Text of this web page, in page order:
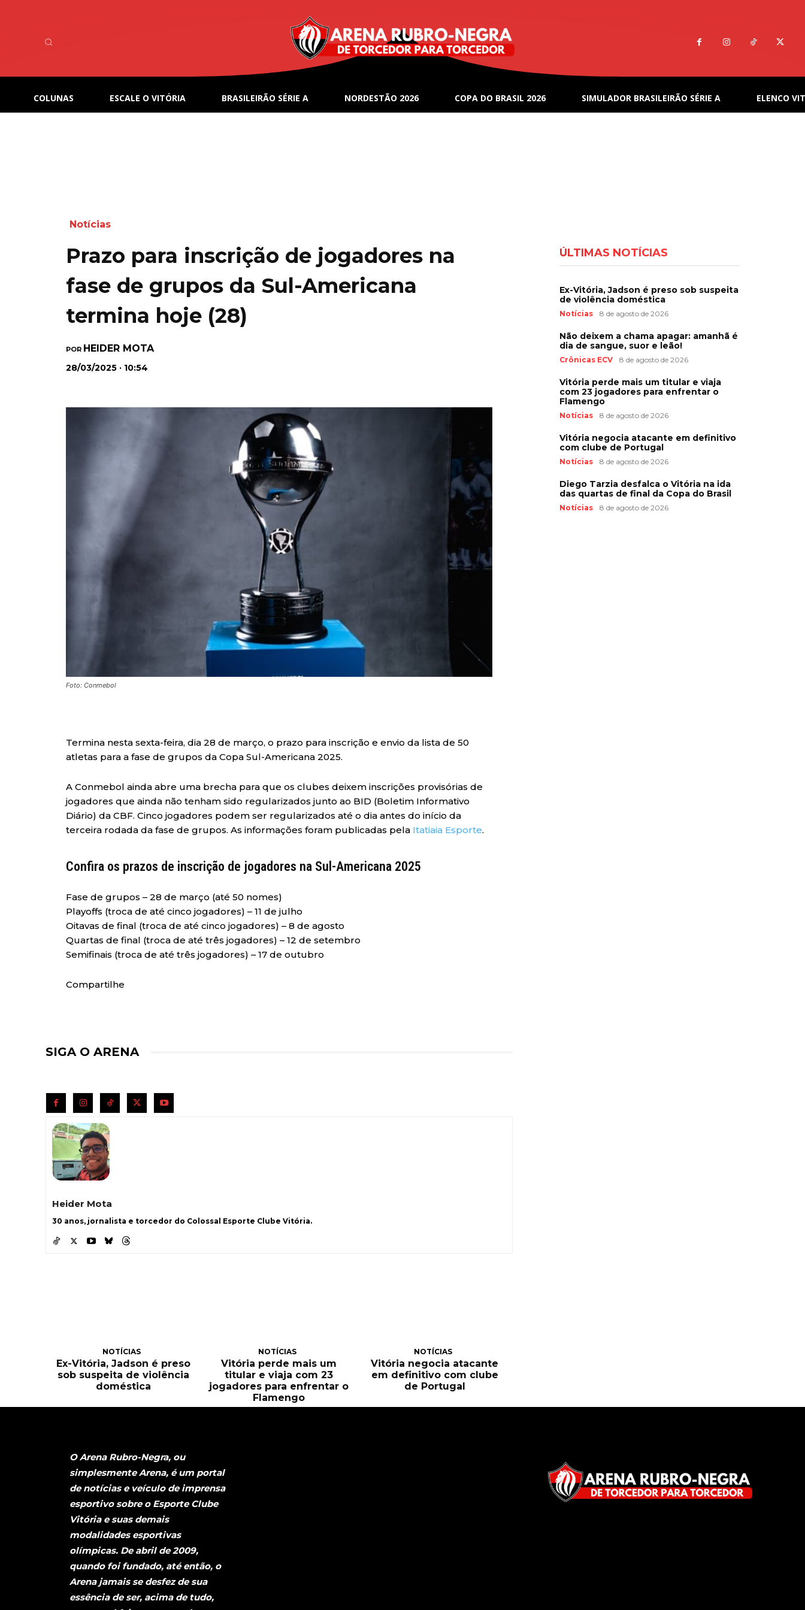
COLUNAS ESCALE O VITÓRIA BRASILEIRÃO SÉRIE A NORDESTÃO 2026 COPA DO BRASIL 2026 SIMULADOR BRASILEIRÃO SÉRIE A ELENCO
Notícias
Prazo para inscrição de jogadores na
fase de grupos da Sul-Americana
termina hoje (28)
POR HEIDER MOTA
28/03/2025 · 10:54
Foto: Conmebol
Termina nesta sexta-feira, dia 28 de março, o prazo para inscrição e envio da lista de 50
atletas para a fase de grupos da Copa Sul-Americana 2025.
A Conmebol ainda abre uma brecha para que os clubes deixem inscrições provisórias de
jogadores que ainda não tenham sido regularizados junto ao BID (Boletim Informativo
Diário) da CBF. Cinco jogadores podem ser regularizados até o dia antes do início da
terceira rodada da fase de grupos. As informações foram publicadas pela Itatiaia Esporte.
Confira os prazos de inscrição de jogadores na Sul-Americana 2025
Fase de grupos – 28 de março (até 50 nomes)
Playoffs (troca de até cinco jogadores) – 11 de julho
Oitavas de final (troca de até cinco jogadores) – 8 de agosto
Quartas de final (troca de até três jogadores) – 12 de setembro
Semifinais (troca de até três jogadores) – 17 de outubro
Compartilhe
SIGA O ARENA
Heider Mota
30 anos, jornalista e torcedor do Colossal Esporte Clube Vitória.
NOTÍCIAS
Ex-Vitória, Jadson é preso
sob suspeita de violência
doméstica
NOTÍCIAS
Vitória perde mais um
titular e viaja com 23
jogadores para enfrentar o
Flamengo
NOTÍCIAS
Vitória negocia atacante
em definitivo com clube
de Portugal
ÚLTIMAS NOTÍCIAS
Ex-Vitória, Jadson é preso sob suspeita
de violência doméstica
Notícias 8 de agosto de 2026
Não deixem a chama apagar: amanhã é
dia de sangue, suor e leão!
Crônicas ECV 8 de agosto de 2026
Vitória perde mais um titular e viaja
com 23 jogadores para enfrentar o
Flamengo
Notícias 8 de agosto de 2026
Vitória negocia atacante em definitivo
com clube de Portugal
Notícias 8 de agosto de 2026
Diego Tarzia desfalca o Vitória na ida
das quartas de final da Copa do Brasil
Notícias 8 de agosto de 2026
O Arena Rubro-Negra, ou
simplesmente Arena, é um portal
de notícias e veículo de imprensa
esportivo sobre o Esporte Clube
Vitória e suas demais
modalidades esportivas
olímpicas. De abril de 2009,
quando foi fundado, até então, o
Arena jamais se desfez de sua
essência de ser, acima de tudo,